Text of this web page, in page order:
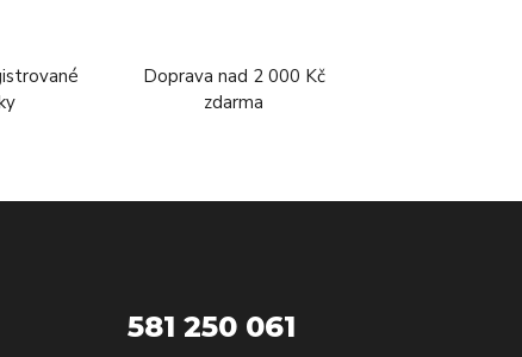
Doprava nad 2 000 Kč
zdarma
581 250 061